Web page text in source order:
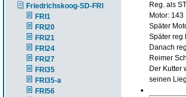
Friedrichskoog-SD-FRI
FRI1
FRI20
FRI21
FRI24
FRI27
FRI35
FRI35-a
FRI56
Reg. als
Motor:
Später
Später reg
Danach
Reimer
Der Kutter
seinen